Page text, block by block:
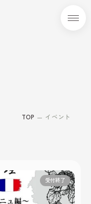
メ
TOP イベント
受付終了